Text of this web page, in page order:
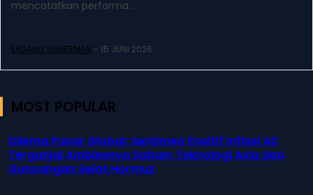
mencatatkan performa...
ENDANG SUHERMAN - 15 JUNI 2026
MOST POPULAR
Dilema Pasar Global: Sentimen Positif Inflasi AS
Terganjal Amblesnya Saham Teknologi Asia dan
Guncangan Selat Hormuz